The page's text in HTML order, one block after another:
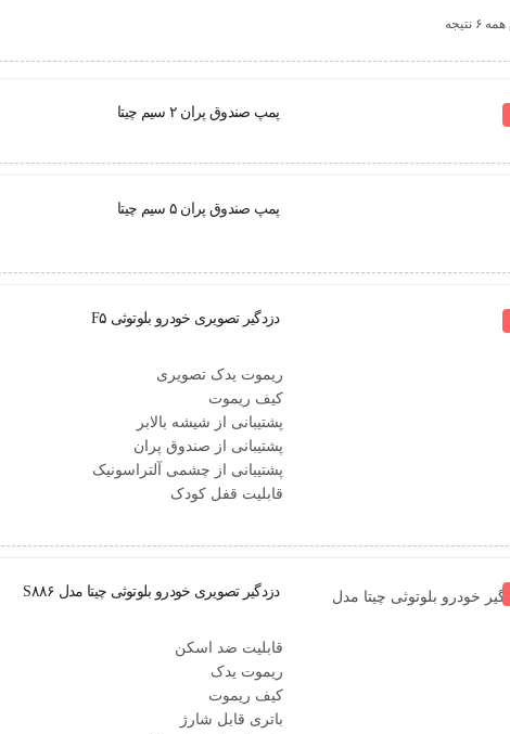
۶ نتیجه
پمپ صندوق پران ۲ سیم چیتا
پمپ صندوق پران ۵ سیم چیتا
دزدگیر تصویری خودرو بلوتوثی F۵
ریموت یدک تصویری
کیف ریموت
پشتیبانی از شیشه بالابر
پشتیبانی از صندوق پران
پشتیبانی از چشمی آلتراسونیک
قابلیت قفل کودک
دزدگیر تصویری خودرو بلوتوثی چیتا مدل S۸۸۶
قابلیت ضد اسکن
ریموت یدک
کیف ریموت
باتری قابل شارژ